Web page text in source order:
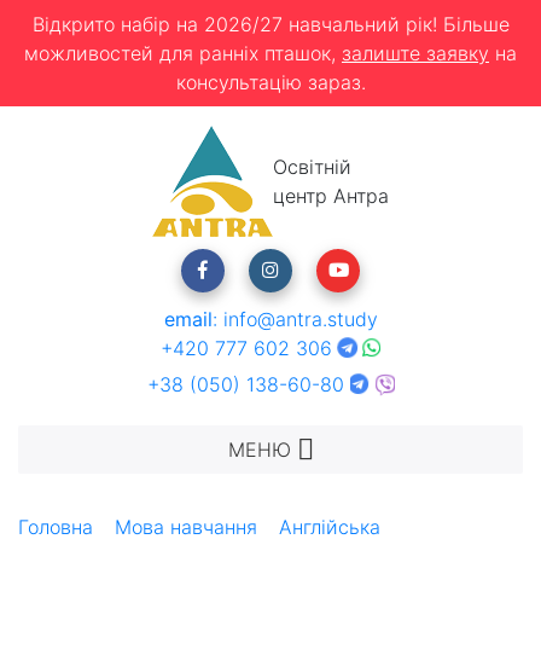
Відкрито набір на 2026/27 навчальний рік! Більше
можливостей для ранніх пташок, залиште заявку на
консультацію зараз.
Освітній
центр Антра
email: info@antra.study
+420 777 602 306
+38 (050) 138-60-80
МЕНЮ
Головна Мова навчання
Англійська